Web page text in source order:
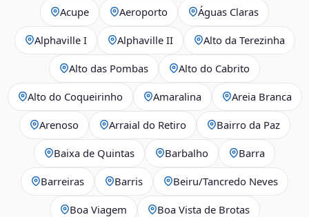
Acupe Aeroporto Águas Claras
Alphaville I Alphaville II Alto da Terezinha
Alto das Pombas Alto do Cabrito
Alto do Coqueirinho Amaralina Areia Branca
Arenoso Arraial do Retiro Bairro da Paz
Baixa de Quintas Barbalho Barra
Barreiras Barris Beiru/Tancredo Neves
Boa Viagem Boa Vista de Brotas